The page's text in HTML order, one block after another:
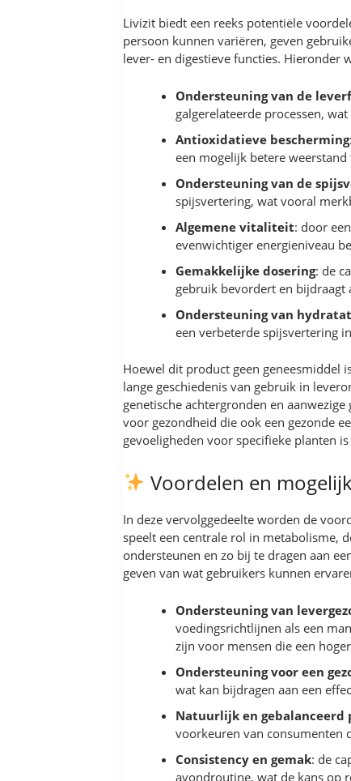
Livizit biedt een reeks potentiële
persoon kunnen variëren, geven
lever- en digestieve functies. Hieronder
Ondersteuning van de
galgerelateerde processen,
Antioxidatieve bescherming
een mogelijk betere
Ondersteuning van de
spijsvertering, wat vooral
Algemene vitaliteit: door
evenwichtiger energieniveau
Gemakkelijke dosering: de
gebruik bevordert en bijdraagt
Ondersteuning van
een verbeterde spijsvertering
Hoewel dit product geen geneesmiddel
lange geschiedenis van gebruik in
genetische achtergronden en
voor gezondheid die ook een gezonde
gevoeligheden voor specifieke planten
Voordelen en
In deze vervolggedeelte worden de
speelt een centrale rol in metabolisme,
ondersteunen en zo bij te dragen aan
geven van wat gebruikers kunnen
Ondersteuning van
voedingsrichtlijnen als een
zijn voor mensen die een
Ondersteuning voor een
wat kan bijdragen aan een
Natuurlijk en gebalanceerd
voorkeuren van consumenten
Consistency en gemak: de
avondroutine, wat de kans op